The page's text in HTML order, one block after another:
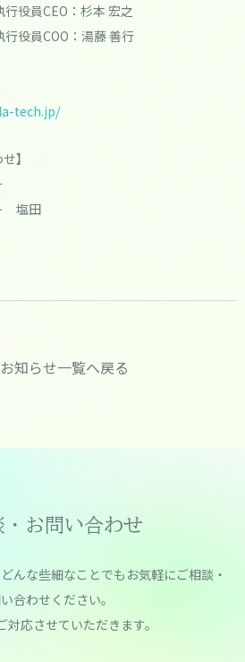
役員CEO：杉本 宏之
役員COO：湯藤 善⾏
tech.jp/
】
塩田
お知らせ一覧へ戻る
・お問い合わせ
んな些細なことでもお気軽にご相談・
合わせください。
対応させていただきます。